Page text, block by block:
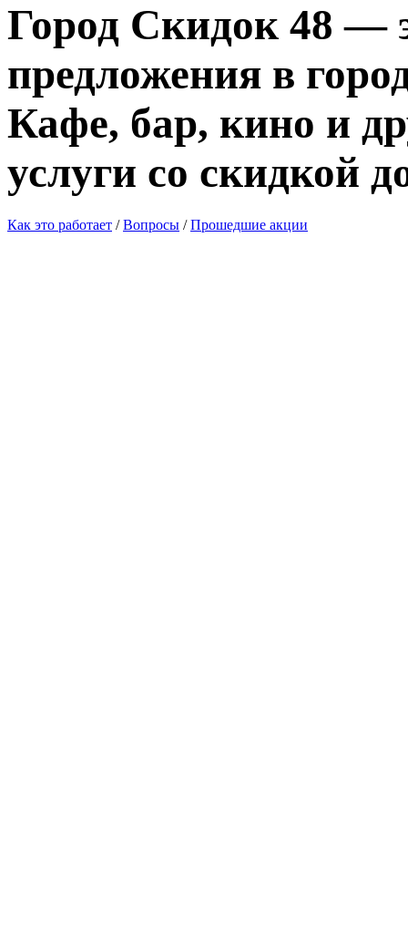
Город Скидок 48 —
предложения в
Кафе, бар, кино и
услуги со скидкой
Как это работает / Вопросы / Прошедшие акции